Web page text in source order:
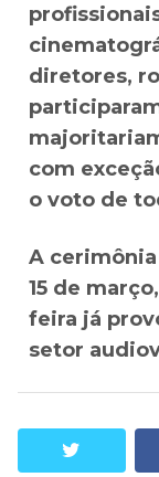
diretores,
com
o voto de
A
15 de
feira já
setor